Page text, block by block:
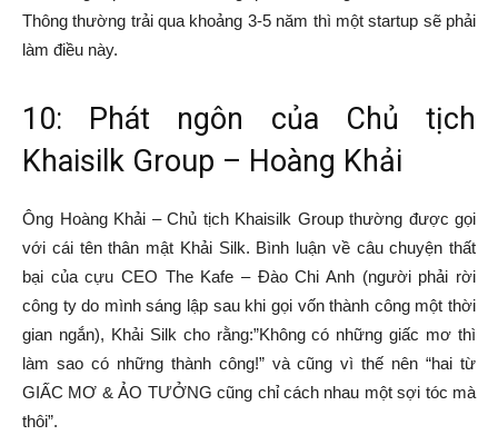
Thông thường trải qua khoảng 3-5 năm thì một startup sẽ phải
làm điều này.
10: Phát ngôn của Chủ tịch
Khaisilk Group – Hoàng Khải
Ông Hoàng Khải – Chủ tịch Khaisilk Group thường được gọi
với cái tên thân mật Khải Silk. Bình luận về câu chuyện thất
bại của cựu CEO The Kafe – Đào Chi Anh (người phải rời
công ty do mình sáng lập sau khi gọi vốn thành công một thời
gian ngắn), Khải Silk cho rằng:”Không có những giấc mơ thì
làm sao có những thành công!” và cũng vì thế nên “hai từ
GIẤC MƠ & ẢO TƯỞNG cũng chỉ cách nhau một sợi tóc mà
thôi”.